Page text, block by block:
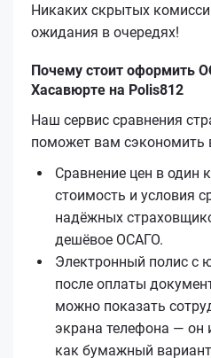
Никаких скрытых
ожидания в очередях!
Почему стоит оформить
Хасавюрте на Polis812
Наш сервис сравнения
поможет вам сэкономить
Сравнение цен в один
стоимость и условия
надёжных
дешёвое ОСАГО.
Электронный полис с
после оплаты
можно показать
экрана телефона — он
как бумажный